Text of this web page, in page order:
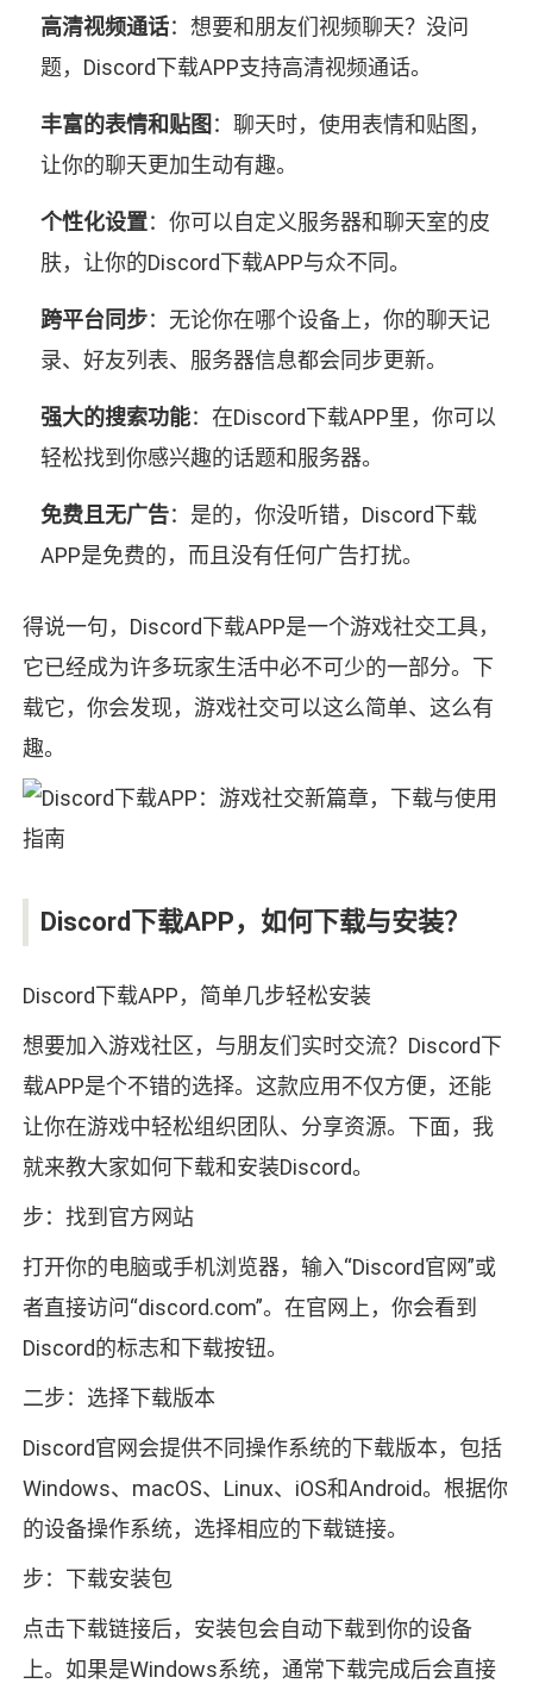
高清视频通话：想要和朋友们视频聊天？没问
题，Discord下载APP支持高清视频通话。
丰富的表情和贴图 ：聊天时，使用表情和贴图，
让你的聊天更加生动有趣。
个性化设置：你可以自定义服务器和聊天室的皮
肤，让你的Discord下载APP与众不同。
跨平台同步：无论你在哪个设备上，你的聊天记
录、好友列表、服务器信息都会同步更新。
强大的搜索功能：在Discord下载APP里，你可以
轻松找到你感兴趣的话题和服务器。
免费且无广告：是的，你没听错，Discord下载
APP是免费的，而且没有任何广告打扰。
得说一句，Discord下载APP是一个游戏社交工具，
它已经成为许多玩家生活中必不可少的一部分。下
载它，你会发现，游戏社交可以这么简单、这么有
趣。
Discord下载APP，如何下载与安装？
Discord下载APP，简单几步轻松安装
想要加入游戏社区，与朋友们实时交流？Discord下
载APP是个不错的选择。这款应用不仅方便，还能
让你在游戏中轻松组织团队、分享资源。下面，我
就来教大家如何下载和安装Discord。
步：找到官方网站
打开你的电脑或手机浏览器，输入“Discord官网”或
者直接访问“discord.com”。在官网上，你会看到
Discord的标志和下载按钮。
二步：选择下载版本
Discord官网会提供不同操作系统的下载版本，包括
Windows、macOS、Linux、iOS和Android。根据你
的设备操作系统，选择相应的下载链接。
步：下载安装包
点击下载链接后，安装包会自动下载到你的设备
上。如果是Windows系统，通常下载完成后会直接